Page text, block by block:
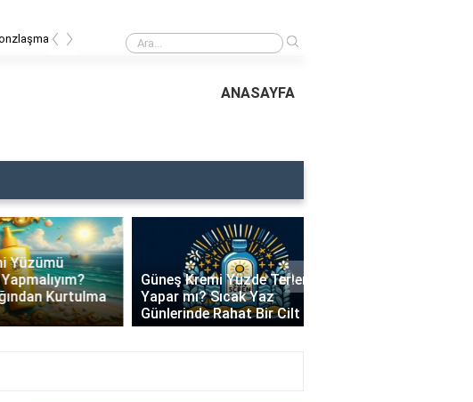
Rehberi Ayçiçek Yağı Bronzlaştırır mı? Doğal Bronzluk İçin Doğru Bilgiler
‹ ›
ANASAYFA
Kurtulma
Güneş Kremi Yüzde Terleme
Yapar mı? Sıcak Yaz
Günlerinde Rahat Bir Cilt İçi..
›